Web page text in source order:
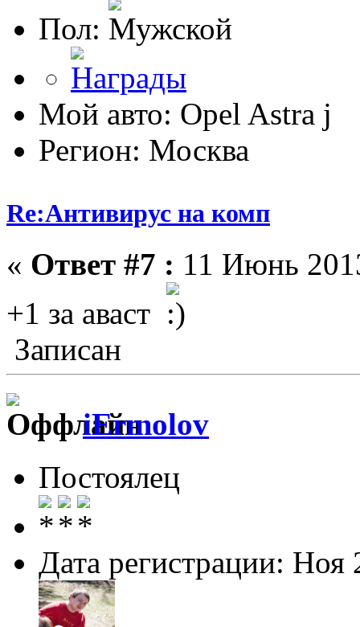
Пол:
Мой авто: Opel Astra j
Регион: Москва
Re:Антивирус на комп
« Ответ #7 : 11 Июнь
+1 за аваст
Записан
iErmolov
Постоялец
Дата регистрации: Ноя